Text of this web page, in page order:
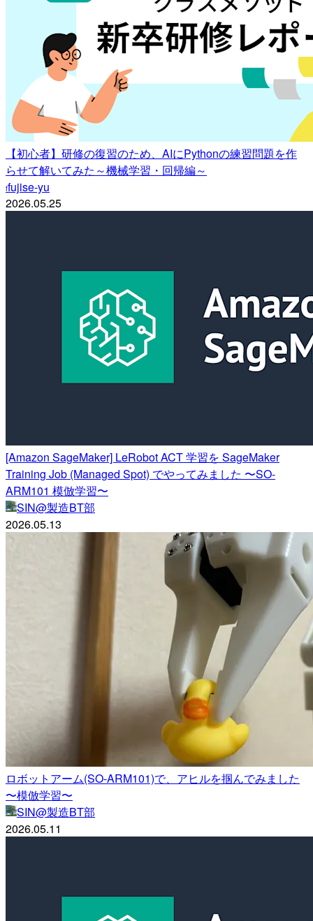
【初心者】研修の復習のため、AIにPythonの練習問題を作
らせて解いてみた～機械学習・回帰編～
ffujise-yu
2026.05.25
[Amazon SageMaker] LeRobot ACT 学習を SageMaker
Training Job (Managed Spot) でやってみました 〜SO-
ARM101 模倣学習〜
SIN@製造BT部
2026.05.13
ロボットアーム(SO-ARM101)で、アヒルを掴んでみました
〜模倣学習〜
SIN@製造BT部
2026.05.11